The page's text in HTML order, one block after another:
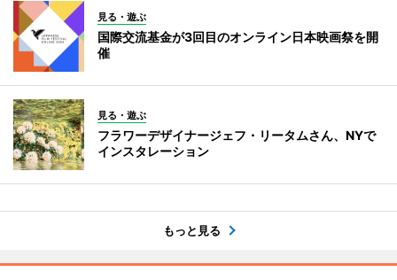
見る・遊ぶ
国際交流基金が3回目のオンライン日本映画祭を開
催
見る・遊ぶ
フラワーデザイナージェフ・リータムさん、NYで
インスタレーション
もっと見る